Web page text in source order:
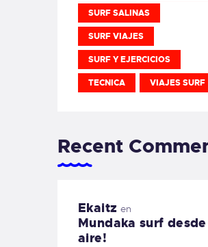
SURF SALINAS
SURF VIAJES
SURF Y EJERCICIOS
TECNICA VIAJES SURF
Recent
Ekaitz en
Mundaka surf
aire!